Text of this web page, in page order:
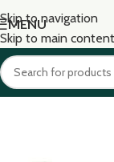
Skip to navigation
Skip to main content
MENU